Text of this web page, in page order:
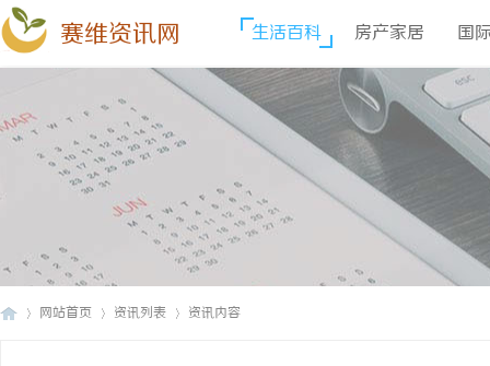
赛维资讯网 生活百科 房产家居 国
网站首页 资讯列表 资讯内容